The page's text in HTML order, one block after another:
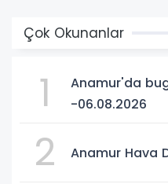
Çok Okunanlar
1
Anamur'da
-06.08.2026
2 Anamur Hava